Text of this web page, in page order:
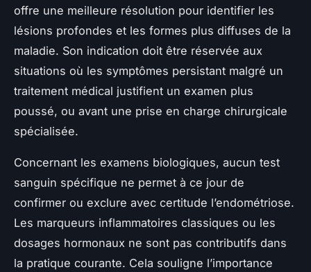
offre une meilleure résolution pour identifier les
lésions profondes et les formes plus diffuses de la
maladie. Son indication doit être réservée aux
situations où les symptômes persistant malgré un
traitement médical justifient un examen plus
poussé, ou avant une prise en charge chirurgicale
spécialisée.
Concernant les examens biologiques, aucun test
sanguin spécifique ne permet à ce jour de
confirmer ou exclure avec certitude l’endométriose.
Les marqueurs inflammatoires classiques ou les
dosages hormonaux ne sont pas contributifs dans
la pratique courante. Cela souligne l’importance